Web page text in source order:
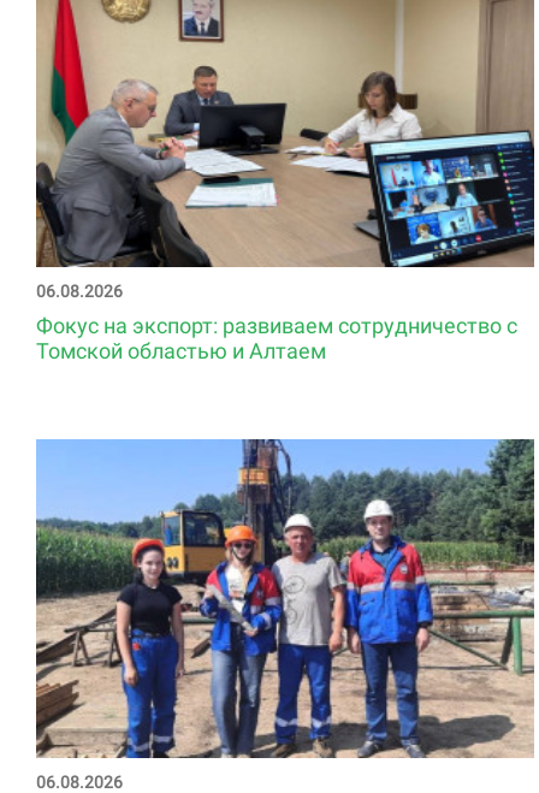
06.08.2026
Фокус на экспорт: развиваем сотрудничество с
Томской областью и Алтаем
06.08.2026